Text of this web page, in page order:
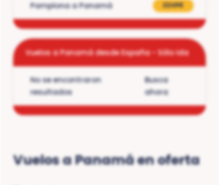
Pamplona a Panamá 2249€
Vuelos a Panamá desde España - Sólo Ida
No se encontraron
resultados
Busca
ahora
Vuelos a Panamá en oferta